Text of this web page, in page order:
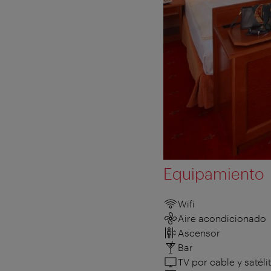
Equipamiento
Wifi
Aire acondicionado
Ascensor
Bar
TV por cable y